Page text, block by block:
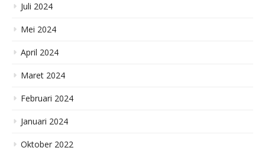
Juli 2024
Mei 2024
April 2024
Maret 2024
Februari 2024
Januari 2024
Oktober 2022